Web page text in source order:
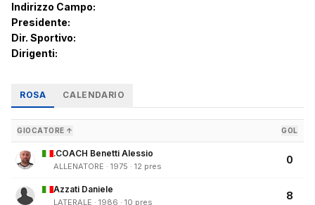
Indirizzo Campo:
Presidente:
Dir. Sportivo:
Dirigenti:
ROSA CALENDARIO
GIOCATORE ↑ GOL
.COACH Benetti Alessio
ALLENATORE · 1975 · 12 pres
0
Azzati Daniele
LATERALE · 1986 · 10 pres
8